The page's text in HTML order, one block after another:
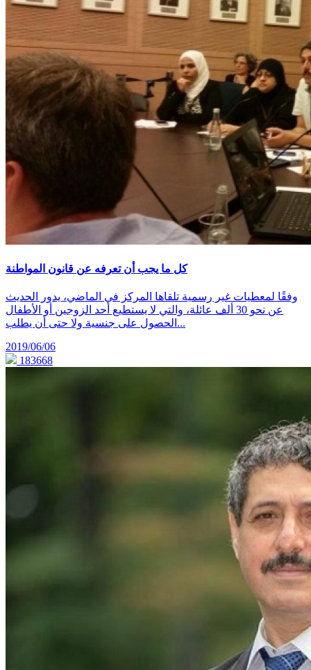
كل ما يجب أن تعرفه عن قانون المواطنة
وفقًا لمعطيات غير رسمية تلقاها المركز في الماضي، يدور الحديث
عن نحو 30 ألف عائلة، والتي لا يستطيع أحد الزوجين أو الأطفال
الحصول على جنسية ولا حتى أن يطلب...
2019/06/06
183668